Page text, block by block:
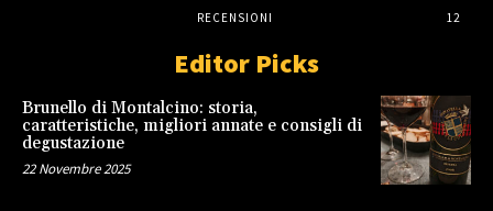
RECENSIONI
12
Editor Picks
Brunello di Montalcino: storia,
caratteristiche, migliori annate e consigli di
degustazione
22 Novembre 2025